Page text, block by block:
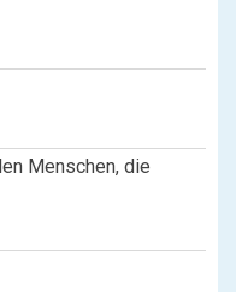
Menschen, die